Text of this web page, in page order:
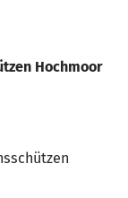
Hochmoor